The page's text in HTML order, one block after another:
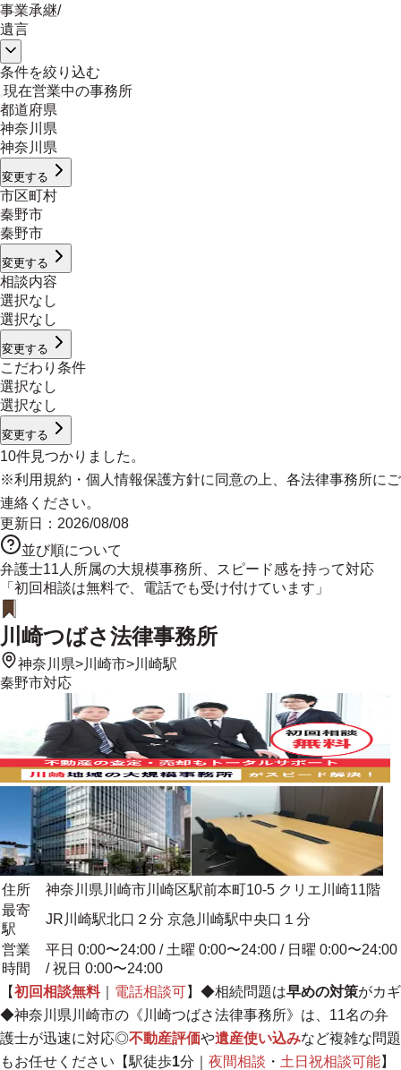
事業承継/
遺言
条件を絞り込む
現在営業中の事務所
都道府県
神奈川県
神奈川県
変更する
市区町村
秦野市
秦野市
変更する
相談内容
選択なし
選択なし
変更する
こだわり条件
選択なし
選択なし
変更する
10件見つかりました。
※利用規約 ・ 個人情報保護方針に同意の上、各法律事務所にご
連絡ください。
更新日： 2026/08/08
並び順について
弁護士11人所属の大規模事務所、スピード感を持って対応
「初回相談は無料で、電話でも受け付けています」
川崎つばさ法律事務所
神奈川県>川崎市>川崎駅
秦野市対応
住所
神奈川県川崎市川崎区駅前本町10-5 クリエ川崎11階
最寄
駅
JR川崎駅北口２分 京急川崎駅中央口１分
営業
時間
平日 0:00〜24:00 / 土曜 0:00〜24:00 / 日曜 0:00〜24:00
/ 祝日 0:00〜24:00
【初回相談無料｜ 電話相談可】◆相続問題は早めの対策がカギ
◆神奈川県川崎市の《川崎つばさ法律事務所》は、11名の弁
護士が迅速に対応◎不動産評価や遺産使い込みなど複雑な問題
もお任せください【駅徒歩1分｜ 夜間相談 ・ 土日祝相談可能】